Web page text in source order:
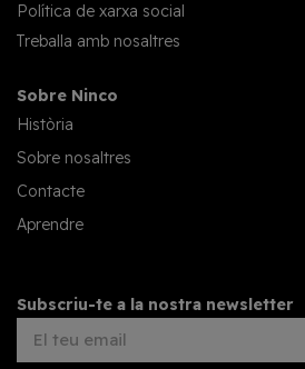
Política de xarxa social
Treballa amb nosaltres
Sobre Ninco
Història
Sobre nosaltres
Contacte
Aprendre
Subscriu-te a la nostra newsletter